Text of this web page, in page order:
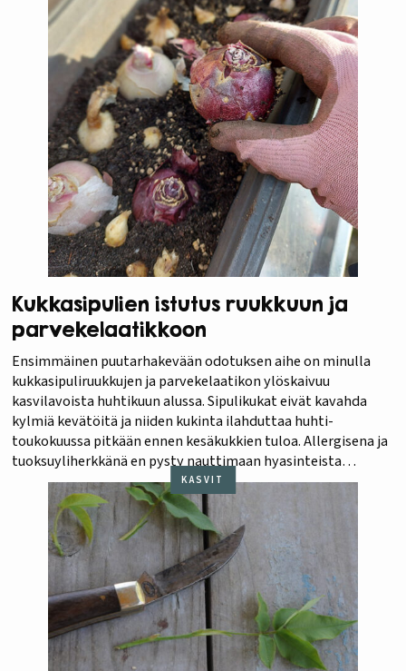
Kukkasipulien istutus ruukkuun ja
parvekelaatikkoon
Ensimmäinen puutarhakevään odotuksen aihe on minulla
kukkasipuliruukkujen ja parvekelaatikon ylöskaivuu
kasvilavoista huhtikuun alussa. Sipulikukat eivät kavahda
kylmiä kevätöitä ja niiden kukinta ilahduttaa huhti-
toukokuussa pitkään ennen kesäkukkien tuloa. Allergisena ja
tuoksuyliherkkänä en pysty nauttimaan hyasinteista
sisätiloissa jouluna, joten otankin niistä kaiken ilon irti
keväällä puutarhassa. Etenkin keltaiset, lohenpunaiset ja
vaaleanpunaiset hyasintit sopivat kivasti parvekelaatikkon,
joka kukkii…
KASVIT